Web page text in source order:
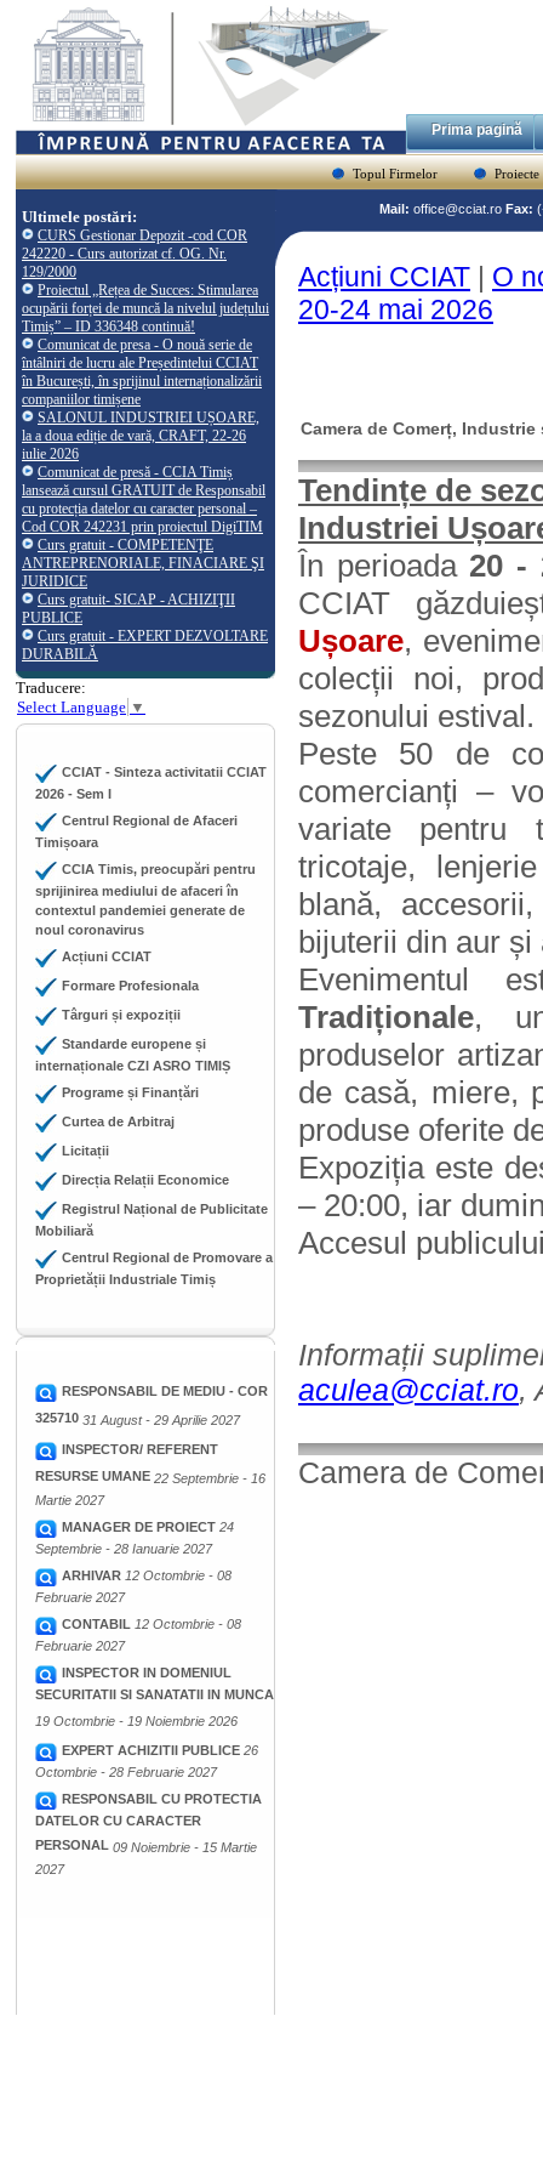
Prima pagină
Topul Firmelor Proiecte
Ultimele postări:
CURS Gestionar Depozit -cod COR
242220 - Curs autorizat cf. OG. Nr.
129/2000
Proiectul „Rețea de Succes: Stimularea
ocupării forței de muncă la nivelul județului
Timiș” – ID 336348 continuă!
Comunicat de presa - O nouă serie de
întâlniri de lucru ale Președintelui CCIAT
în București, în sprijinul internaționalizării
companiilor timișene
SALONUL INDUSTRIEI UȘOARE,
la a doua ediție de vară, CRAFT, 22-26
iulie 2026
Comunicat de presă - CCIA Timiș
lansează cursul GRATUIT de Responsabil
cu protecția datelor cu caracter personal –
Cod COR 242231 prin proiectul DigiTIM
Curs gratuit - COMPETENŢE
ANTREPRENORIALE, FINACIARE ŞI
JURIDICE
Curs gratuit- SICAP - ACHIZIŢII
PUBLICE
Curs gratuit - EXPERT DEZVOLTARE
DURABILĂ
Traducere:
Select Language ▼
CCIAT - Sinteza activitatii CCIAT
2026 - Sem I
Centrul Regional de Afaceri
Timișoara
CCIA Timis, preocupări pentru
sprijinirea mediului de afaceri în
contextul pandemiei generate de
noul coronavirus
Acțiuni CCIAT
Formare Profesionala
Târguri și expoziții
Standarde europene și
internaționale CZI ASRO TIMIȘ
Programe și Finanțări
Curtea de Arbitraj
Licitații
Direcția Relații Economice
Registrul Național de Publicitate
Mobiliară
Centrul Regional de Promovare a
Proprietății Industriale Timiș
RESPONSABIL DE MEDIU - COR
325710 31 August - 29 Aprilie 2027
INSPECTOR/ REFERENT
RESURSE UMANE 22 Septembrie - 16
Martie 2027
MANAGER DE PROIECT 24
Septembrie - 28 Ianuarie 2027
ARHIVAR 12 Octombrie - 08
Februarie 2027
CONTABIL 12 Octombrie - 08
Februarie 2027
INSPECTOR IN DOMENIUL
SECURITATII SI SANATATII IN MUNCA
19 Octombrie - 19 Noiembrie 2026
EXPERT ACHIZITII PUBLICE 26
Octombrie - 28 Februarie 2027
RESPONSABIL CU PROTECTIA
DATELOR CU CARACTER
PERSONAL 09 Noiembrie - 15 Martie
2027
Mail: office@cciat.ro Fax:
Acțiuni CCIAT | O
20-24 mai 2026
Camera de Comerț,
Tendințe de
Industriei
În perioada 20 -
CCIAT
Ușoare,
colecții noi,
sezonului estival.
Peste 50 de
comercianți –
variate pentru
tricotaje,
blană,
bijuterii din aur
Evenimentul
Tradiționale,
produselor
de casă, miere,
produse oferite
Expoziția este
– 20:00, iar
Accesul
Informații
aculea@cciat.ro,
Camera de